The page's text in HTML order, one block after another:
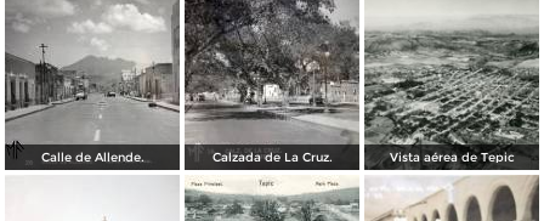
Calle de Allende. Calzada de La Cruz. Vista aérea de Tepic